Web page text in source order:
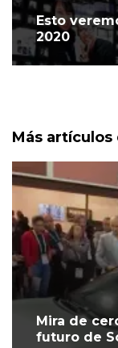
Esto
2020
Más artículos
Mira de
futuro de